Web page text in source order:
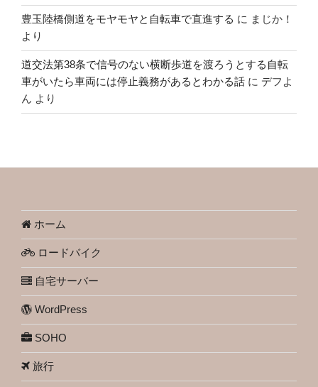
豊玉陸橋側道をモヤモヤと自転車で直進する に まじか！
より
道交法第38条で信号のない横断歩道を渡ろうとする自転
車がいたら車両には停止義務があるとわかる話 に デフよ
ん より
ホーム
ロードバイク
自宅サーバー
WordPress
SOHO
旅行